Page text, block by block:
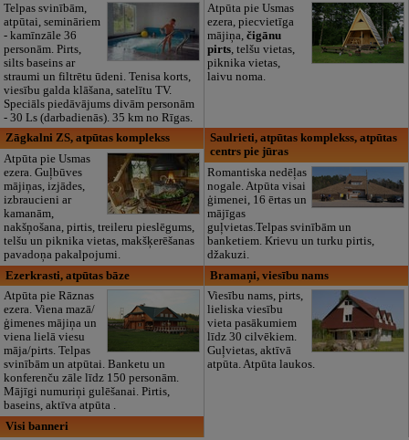
Telpas svinībām,
atpūtai, semināriem
- kamīnzāle 36
personām. Pirts,
silts baseins ar
straumi un filtrētu ūdeni. Tenisa korts,
viesību galda klāšana, satelītu TV.
Speciāls piedāvājums divām personām
- 30 Ls (darbadienās). 35 km no Rīgas.
Atpūta pie Usmas
ezera, piecvietīga
mājiņa,čigānu
pirts , telšu vietas,
piknika vietas,
laivu noma.
Zāgkalni ZS, atpūtas komplekss
Atpūta pie Usmas
ezera. Guļbūves
mājiņas, izjādes,
izbraucieni ar
kamanām,
nakšņošana, pirtis, treileru pieslēgums,
telšu un piknika vietas, makšķerēšanas
pavadoņa pakalpojumi.
Saulrieti, atpūtas komplekss, atpūtas
centrs pie jūras
Romantiska nedēļas
nogale. Atpūta visai
ģimenei, 16 ērtas un
mājīgas
guļvietas.Telpas svinībām un
banketiem. Krievu un turku pirtis,
džakuzi.
Ezerkrasti, atpūtas bāze
Atpūta pie Rāznas
ezera. Viena mazā/
ģimenes mājiņa un
viena lielā viesu
māja/pirts. Telpas
svinībām un atpūtai. Banketu un
konferenču zāle līdz 150 personām.
Mājīgi numuriņi gulēšanai. Pirtis,
baseins, aktīva atpūta .
Bramaņi, viesību nams
Viesību nams, pirts,
lieliska viesību
vieta pasākumiem
līdz 30 cilvēkiem.
Guļvietas, aktīvā
atpūta. Atpūta laukos.
Visi banneri